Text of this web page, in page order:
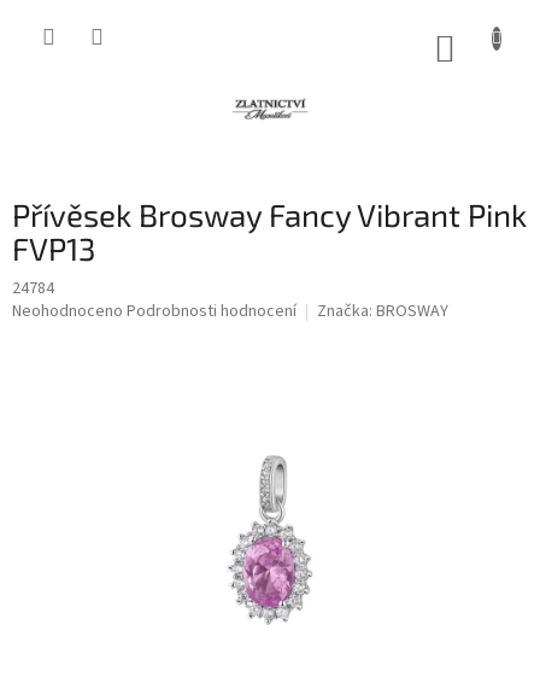
Přívěsek Brosway Fancy Vibrant Pink
FVP13
24784
Průměrné
Neohodnoceno Podrobnosti hodnocení Značka: BROSWAY